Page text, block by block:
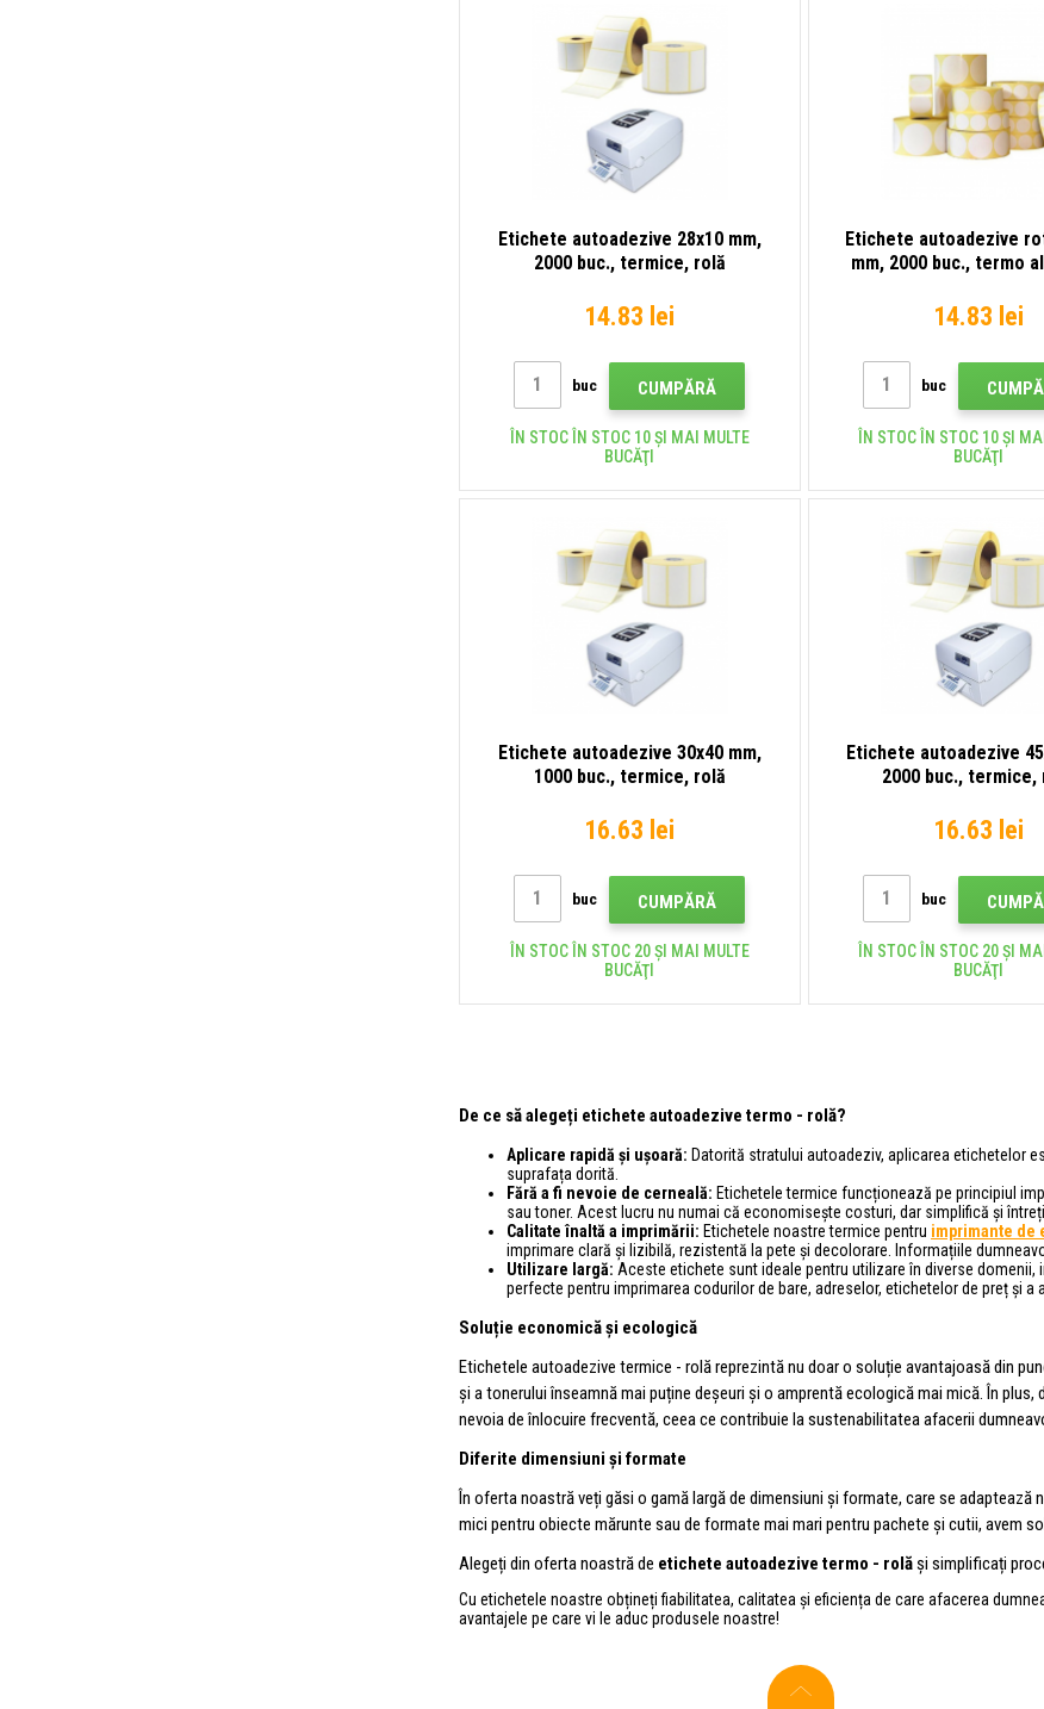
Etichete autoadezive 28x10 mm,
2000 buc., termice, rolă
14.83 lei
buc CUMPĂRĂ
ÎN STOC ÎN STOC 10 ȘI MAI MULTE
BUCĂŢI
Etichete autoadezive
mm, 2000 buc., termo
14.83 lei
buc
ÎN STOC ÎN STOC 10 ȘI
BUCĂŢI
Etichete autoadezive 30x40 mm,
1000 buc., termice, rolă
16.63 lei
buc CUMPĂRĂ
ÎN STOC ÎN STOC 20 ȘI MAI MULTE
BUCĂŢI
Etichete autoadezive
2000 buc., termice,
16.63 lei
buc
ÎN STOC ÎN STOC 20 ȘI
BUCĂŢI
De ce să alegeți etichete autoadezive termo - rolă?
Aplicare rapidă și ușoară: Datorită stratului autoadeziv, aplicarea etichetelor
suprafața dorită.
Fără a fi nevoie de cerneală: Etichetele termice funcționează pe principiul
sau toner. Acest lucru nu numai că economisește costuri, dar simplifică și
Calitate înaltă a imprimării: Etichetele noastre termice pentru imprimante de
imprimare clară și lizibilă, rezistentă la pete și decolorare. Informațiile
Utilizare largă: Aceste etichete sunt ideale pentru utilizare în diverse
perfecte pentru imprimarea codurilor de bare, adreselor, etichetelor de preț și a
Soluție economică și ecologică
Etichetele autoadezive termice - rolă reprezintă nu doar o soluție avantajoasă din
și a tonerului înseamnă mai puține deșeuri și o amprentă ecologică mai mică. În
nevoia de înlocuire frecventă, ceea ce contribuie la sustenabilitatea afacerii
Diferite dimensiuni și formate
În oferta noastră veți găsi o gamă largă de dimensiuni și formate, care se
mici pentru obiecte mărunte sau de formate mai mari pentru pachete și cutii, avem
Alegeți din oferta noastră de etichete autoadezive termo - rolăși simplificați
Cu etichetele noastre obțineți fiabilitatea, calitatea și eficiența de care afacerea
avantajele pe care vi le aduc produsele noastre!